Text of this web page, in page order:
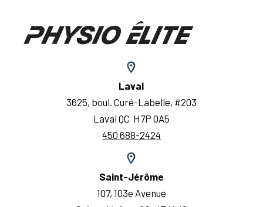
Laval
3625, boul. Curé-Labelle, #203
Laval QC H7P 0A5
450 688-2424
Saint-Jérôme
107, 103e Avenue